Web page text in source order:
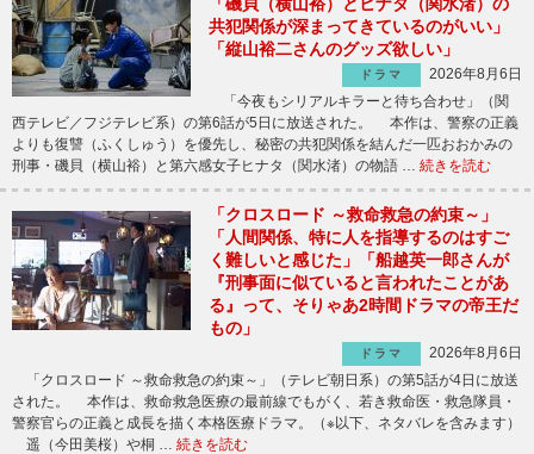
共犯関係が深まってきているのがいい」
「縦山裕二さんのグッズ欲しい」
ドラマ
2026年8月6日
「今夜もシリアルキラーと待ち合わせ」（関
西テレビ／フジテレビ系）の第6話が5日に放送された。 本作は、警察の正義
よりも復讐（ふくしゅう）を優先し、秘密の共犯関係を結んだ一匹おおかみの
刑事・磯貝（横山裕）と第六感女子ヒナタ（関水渚）の物語 … 続きを読む
「クロスロード ～救命救急の約束～」
「人間関係、特に人を指導するのはすご
く難しいと感じた」「船越英一郎さんが
『刑事面に似ていると言われたことがあ
る』って、そりゃあ2時間ドラマの帝王だ
もの」
ドラマ
2026年8月6日
「クロスロード ～救命救急の約束～」（テレビ朝日系）の第5話が4日に放送
された。 本作は、救命救急医療の最前線でもがく、若き救命医・救急隊員・
警察官らの正義と成長を描く本格医療ドラマ。（※以下、ネタバレを含みます）
遥（今田美桜）や桐 … 続きを読む